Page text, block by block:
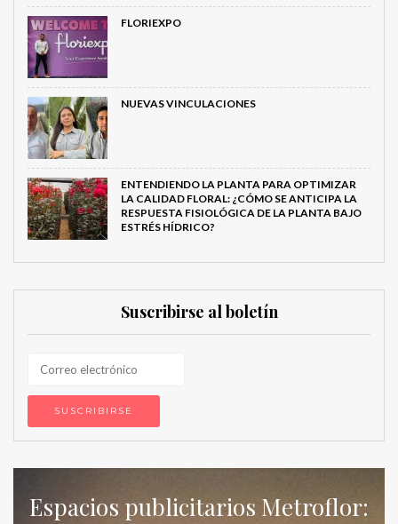
FLORIEXPO
NUEVAS VINCULACIONES
ENTENDIENDO LA PLANTA PARA OPTIMIZAR
LA CALIDAD FLORAL: ¿CÓMO SE ANTICIPA LA
RESPUESTA FISIOLÓGICA DE LA PLANTA BAJO
ESTRÉS HÍDRICO?
Suscribirse al boletín
Espacios publicitarios Metroflor: